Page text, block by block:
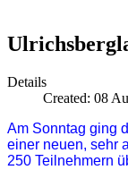
Details
Created: 08
Am Sonntag ging
einer neuen, sehr
250 Teilnehmern